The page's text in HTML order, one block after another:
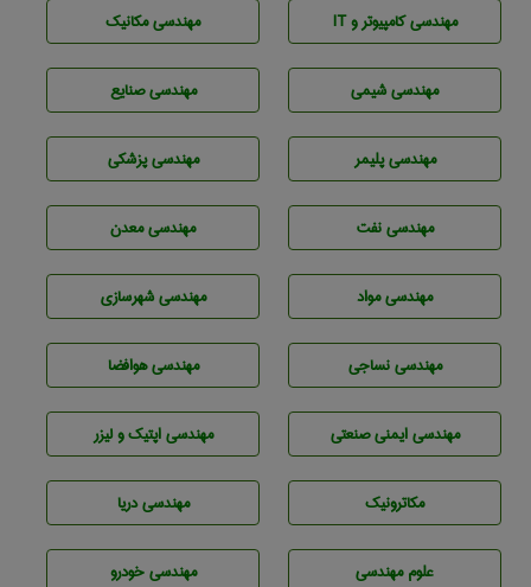
مهندسی كامپيوتر و IT مهندسی مکانیک
مهندسي شيمی مهندسی صنايع
مهندسی پليمر مهندسی پزشکی
مهندسی نفت مهندسی معدن
مهندسی مواد مهندسی شهرسازی
مهندسي نساجی مهندسی هوافضا
مهندسی ایمنی صنعتی مهندسی اپتیک و لیزر
مکاترونیک مهندسی دریا
علوم مهندسی مهندسی خودرو